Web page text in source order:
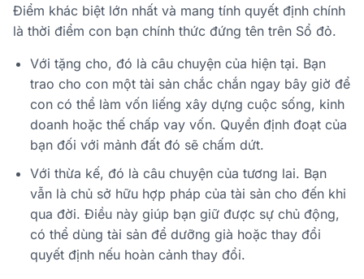
Điểm khác biệt lớn nhất và mang tính quyết định chính
là thời điểm con bạn chính thức đứng tên trên Sổ đỏ.
Với tặng cho, đó là câu chuyện của hiện tại. Bạn
trao cho con một tài sản chắc chắn ngay bây giờ để
con có thể làm vốn liếng xây dựng cuộc sống, kinh
doanh hoặc thế chấp vay vốn. Quyền định đoạt của
bạn đối với mảnh đất đó sẽ chấm dứt.
Với thừa kế, đó là câu chuyện của tương lai. Bạn
vẫn là chủ sở hữu hợp pháp của tài sản cho đến khi
qua đời. Điều này giúp bạn giữ được sự chủ động,
có thể dùng tài sản để dưỡng già hoặc thay đổi
quyết định nếu hoàn cảnh thay đổi.